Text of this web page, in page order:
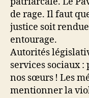
de rage. Il faut
justice soit
entourage.
Autorités
services sociaux
nos sœurs ! Les
mentionner la